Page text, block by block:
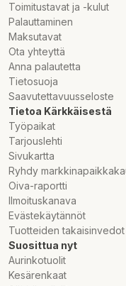
Toimitustavat ja -kulut
Palauttaminen
Maksutavat
Ota yhteyttä
Anna palautetta
Tietosuoja
Saavutettavuusseloste
Tietoa Kärkkäisestä
Työpaikat
Tarjouslehti
Sivukartta
Ryhdy
Oiva-raportti
Ilmoituskanava
Evästekäytännöt
Tuotteiden takaisinvedot
Suosittua nyt
Aurinkotuolit
Kesärenkaat